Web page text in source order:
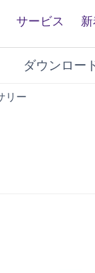
サービス
ダウンロー
リー